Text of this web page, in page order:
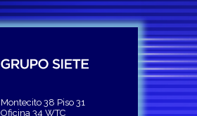
Montecito 38 Piso 31
Oficina 34 WTC